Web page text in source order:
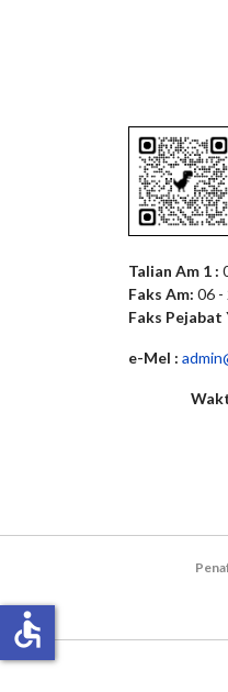
Talian Am 1 :
Faks Am: 06 -
Faks Pejabat
e-Mel :
accessible